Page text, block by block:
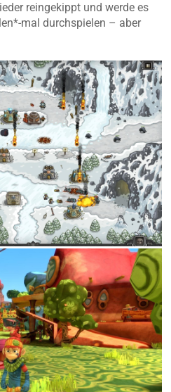
reingekippt und werde es
mal durchspielen – aber